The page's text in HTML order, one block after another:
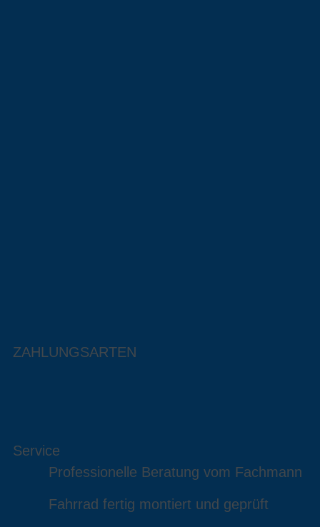
ZAHLUNGSARTEN
Service
Professionelle Beratung vom Fachmann
Fahrrad fertig montiert und geprüft